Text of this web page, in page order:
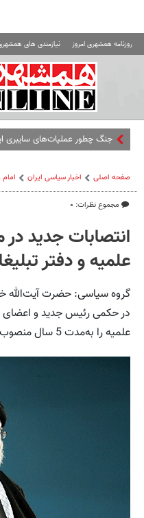
روزنامه همشهری امروز نیازمندی های
جنگ چطور عملیات‌های سایبری
صفحه اصلی اخبار سیاسی ایران
مجموع نظرات: ۰
انتصابات جدید
علمیه و دفتر
گروه سیاسی: حضرت آیت‌الله
در حکمی رئیس جدید و اعضای
علمیه را به‌مدت 5 سال منصوب فرمودند.